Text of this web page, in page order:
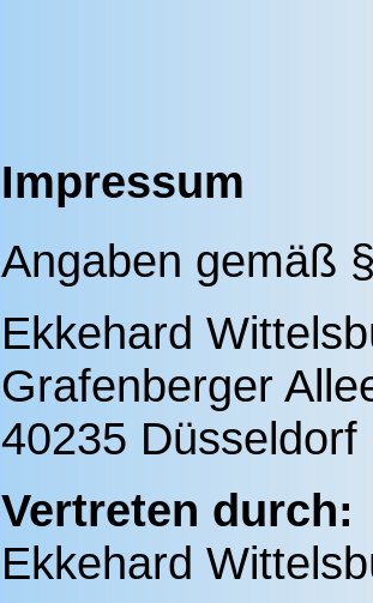
Impressum
Angaben gemäß
Ekkehard
Grafenberger
40235 Düsseldorf
Vertreten durch:
Ekkehard